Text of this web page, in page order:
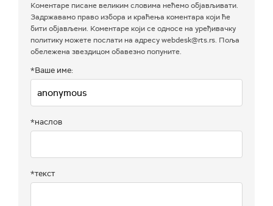
Коментаре писане великим словима нећемо објављивати.
Задржавамо право избора и краћења коментара који ће
бити објављени. Коментаре који се односе на уређивачку
политику можете послати на адресу webdesk@rts.rs. Поља
обележена звездицом обавезно попуните.
*Ваше име:
*наслов
*текст